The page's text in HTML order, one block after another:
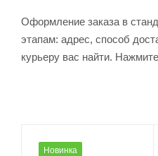
Оформление заказа в
этапам: адрес, способ
курьеру вас найти.
Новинка